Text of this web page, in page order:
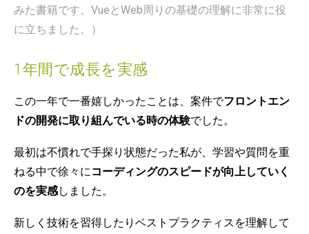
みた書籍です。VueとWeb周りの基礎の理解に非常に役
に立ちました。）
1年間で成長を実感
この一年で一番嬉しかったことは、案件でフロントエン
ドの開発に取り組んでいる時の体験でした。
最初は不慣れで手探り状態だった私が、学習や質問を重
ねる中で徐々にコーディングのスピードが向上していく
のを実感しました。
新しく技術を習得したりベストプラクティスを理解して